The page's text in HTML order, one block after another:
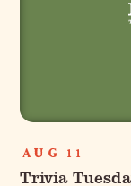
AUG 11
Trivia